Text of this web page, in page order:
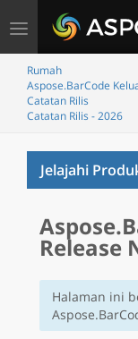
Alihkan
Rumah
Aspose.BarCode
Catatan Rilis
Catatan Rilis - 2026
Jelajahi
Release
Halaman ini